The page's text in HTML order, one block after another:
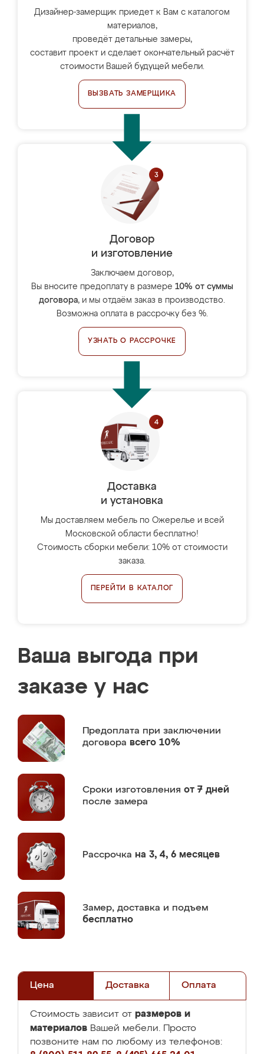
Дизайнер-замерщик приедет к Вам с каталогом
материалов,
проведёт детальные замеры,
составит проект и сделает окончательный расчёт
стоимости Вашей будущей мебели.
ВЫЗВАТЬ ЗАМЕРЩИКА
Договор
и изготовление
Заключаем договор,
Вы вносите предоплату в размере 10% от суммы
договора, и мы отдаём заказ в производство.
Возможна оплата в рассрочку без %.
УЗНАТЬ О РАССРОЧКЕ
Доставка
и установка
Мы доставляем мебель по Ожерелье и всей
Московской области бесплатно!
Стоимость сборки мебели: 10% от стоимости
заказа.
ПЕРЕЙТИ В КАТАЛОГ
Ваша выгода при
заказе у нас
Предоплата при заключении
договора всего 10%
Сроки изготовления от 7 дней
после замера
Рассрочка на 3, 4, 6 месяцев
Замер, доставка и подъем
бесплатно
Цена Доставка Оплата
Стоимость зависит от размеров и
материалов Вашей мебели. Просто
позвоните нам по любому из телефонов: